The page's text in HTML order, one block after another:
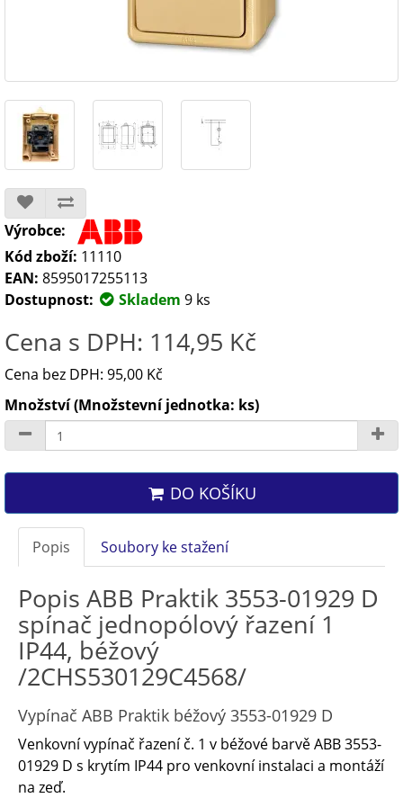
Výrobce:
Kód zboží: 11110
EAN: 8595017255113
Dostupnost:
Skladem 9 ks
Cena s DPH: 114,95 Kč
Cena bez DPH: 95,00 Kč
Množství (Množstevní jednotka: ks)
DO KOŠÍKU
Popis Soubory ke stažení
Popis ABB Praktik 3553-01929 D
spínač jednopólový řazení 1
IP44, béžový
/2CHS530129C4568/
Vypínač ABB Praktik béžový 3553-01929 D
Venkovní vypínač řazení č. 1 v béžové barvě ABB 3553-
01929 D s krytím IP44 pro venkovní instalaci a montáží
na zeď.